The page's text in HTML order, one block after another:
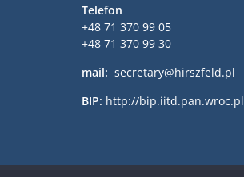
Telefon
+48 71 370 99 05
+48 71 370 99 30
mail: secretary@hirszfeld.pl
BIP: http://bip.iitd.pan.wroc.pl